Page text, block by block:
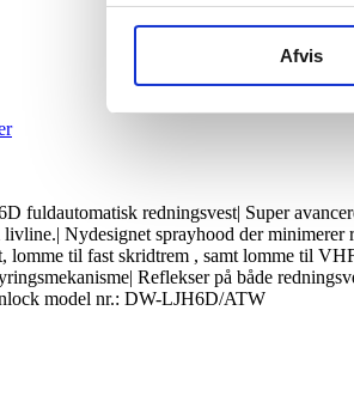
Afvis
fuldautomatisk redningsvest| Super
livline.| Nydesignet sprayhood der
lomme til fast skridtrem , samt lomme til
Reflekser på både
model nr.: DW-LJH6D/ATW